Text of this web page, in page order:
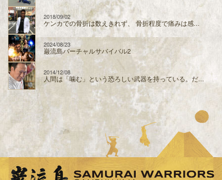
2018/09/02
ケンカでの骨折は数えきれず、 骨折程度で痛みは感...
2024/08/23
巌流島バーチャルサバイバル2
2014/12/08
人間は「噛む」という恐ろしい武器を持っている。だ...